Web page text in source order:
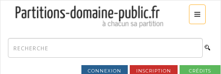
CONNEXION INSCRIPTION CRÉDITS